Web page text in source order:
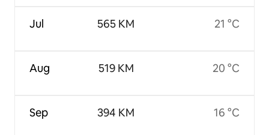
Jul
Aug
Sep
565 KM
519 KM
394 KM
21 °C
20 °C
16 °C